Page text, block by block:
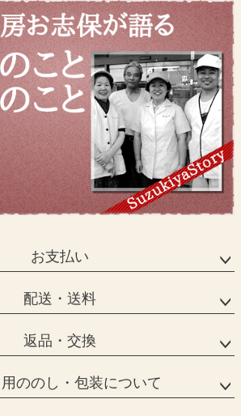
お支払い
配送・送料
返品・交換
ののし・包装について